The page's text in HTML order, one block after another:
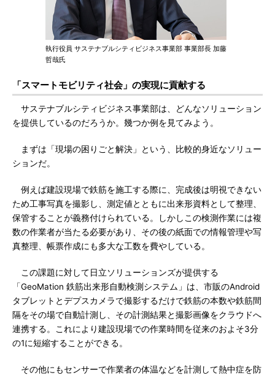
執行役員 サステナブルシティビジネス事業部 事業部長 加藤
哲哉氏
「スマートモビリティ社会」の実現に貢献する
サステナブルシティビジネス事業部は、どんなソリューション
を提供しているのだろうか。幾つか例を見てみよう。
まずは「現場の困りごと解決」という、比較的身近なソリュー
ションだ。
例えば建設現場で鉄筋を施工する際に、完成後は明視できない
ため工事写真を撮影し、測定値とともに出来形資料として整理、
保管することが義務付けられている。しかしこの検測作業には複
数の作業者が当たる必要があり、その後の紙面での情報管理や写
真整理、帳票作成にも多大な工数を費やしている。
この課題に対して日立ソリューションズが提供する
「GeoMation 鉄筋出来形自動検測システム」は、市販のAndroid
タブレットとデプスカメラで撮影するだけで鉄筋の本数や鉄筋間
隔をその場で自動計測し、その計測結果と撮影画像をクラウドへ
連携する。これにより建設現場での作業時間を従来のおよそ3分
の1に短縮することができる。
その他にもセンサーで作業者の体温などを計測して熱中症を防